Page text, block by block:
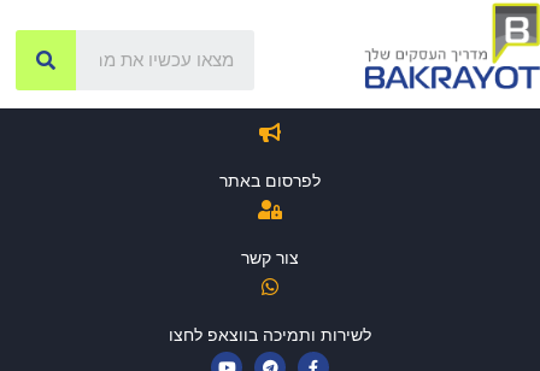
לפרסום באתר
צור קשר
לשירות ותמיכה בווצאפ לחצו